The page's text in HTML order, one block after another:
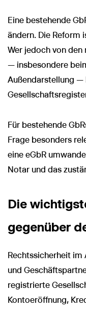
Eine bestehende
ändern. Die Reform
Wer jedoch von
— insbesondere
Außendarstellung —
Für bestehende
Frage besonders
eine eGbR
Notar und das
Die
gegenüber
Rechtssicherheit im
und
registrierte
Kontoeröffnung,